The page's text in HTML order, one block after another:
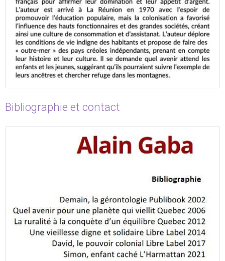
Bibliographie et contact